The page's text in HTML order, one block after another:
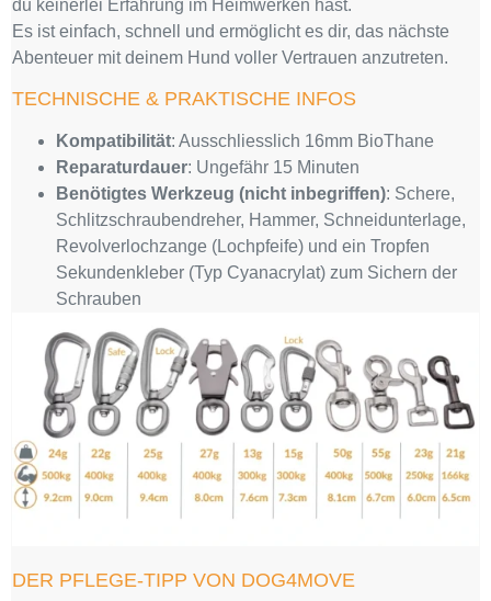
du keinerlei Erfahrung im Heimwerken hast.
Es ist einfach, schnell und ermöglicht es dir, das nächste
Abenteuer mit deinem Hund voller Vertrauen anzutreten.
TECHNISCHE & PRAKTISCHE INFOS
Kompatibilität: Ausschliesslich 16mm BioThane
Reparaturdauer: Ungefähr 15 Minuten
Benötigtes Werkzeug (nicht inbegriffen): Schere,
Schlitzschraubendreher, Hammer, Schneidunterlage,
Revolverlochzange (Lochpfeife) und ein Tropfen
Sekundenkleber (Typ Cyanacrylat) zum Sichern der
Schrauben
DER PFLEGE-TIPP VON DOG4MOVE